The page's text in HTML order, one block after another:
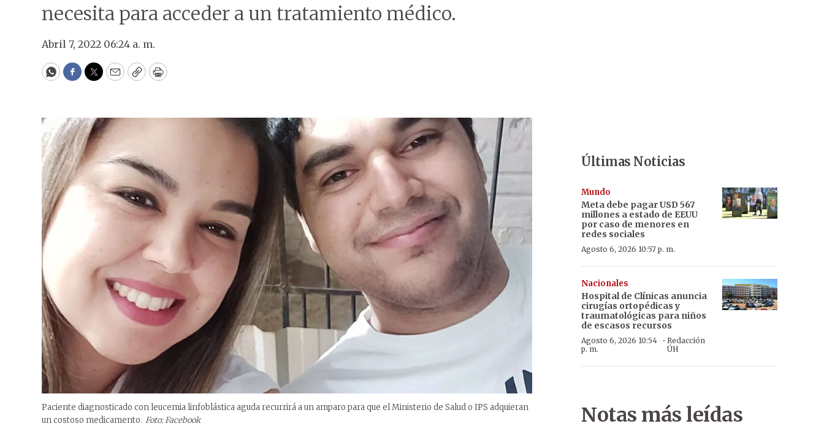
necesita para acceder a un tratamiento médico.
Abril 7, 2022 06:24 a. m.
WhatsApp
Facebook
Twitter
EmailCopyPrint
Paciente diagnosticado con leucemia linfoblástica aguda recurrirá a un amparo para que el Ministerio de Salud o IPS adquieran
un costoso medicamento. Foto: Facebook
Últimas Noticias
Mundo
Meta debe pagar USD 567
millones a estado de EEUU
por caso de menores en
redes sociales
Agosto 6, 2026 10:57 p. m.
Nacionales
Hospital de Clínicas anuncia
cirugías ortopédicas y
traumatológicas para niños
de escasos recursos
Agosto 6, 2026 10:54
p. m.
· Redacción
ÚH
Notas más leídas